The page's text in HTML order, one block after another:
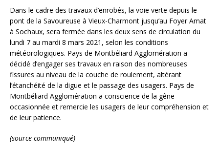
Dans le cadre des travaux d’enrobés, la voie verte depuis le
pont de la Savoureuse à Vieux-Charmont jusqu’au Foyer Amat
à Sochaux, sera fermée dans les deux sens de circulation du
lundi 7 au mardi 8 mars 2021, selon les conditions
météorologiques. Pays de Montbéliard Agglomération a
décidé d’engager ses travaux en raison des nombreuses
fissures au niveau de la couche de roulement, altérant
l’étanchéité de la digue et le passage des usagers. Pays de
Montbéliard Agglomération a conscience de la gêne
occasionnée et remercie les usagers de leur compréhension et
de leur patience.
(source communiqué)